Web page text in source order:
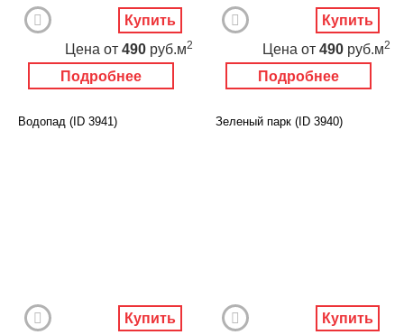
Подробнее
Цена от 490 руб.м2
Купить
Подробнее
Цена от 490 руб.м2
Купить
Водопад (ID 3941)
Купить
Зеленый парк (ID 3940)
Купить